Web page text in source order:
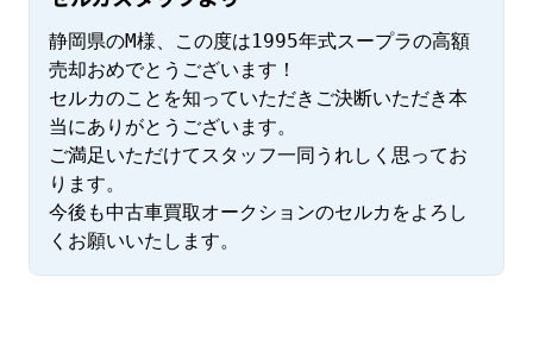
静岡県のM様、この度は1995年式スープラの高額
売却おめでとうございます！
セルカのことを知っていただきご決断いただき本
当にありがとうございます。
ご満足いただけてスタッフ一同うれしく思ってお
ります。
今後も中古車買取オークションのセルカをよろし
くお願いいたします。